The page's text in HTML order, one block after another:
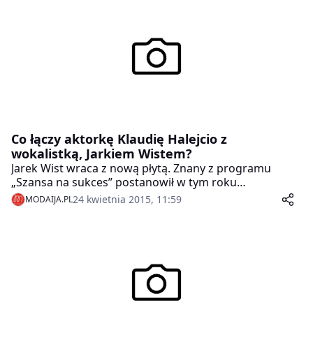
Co łączy aktorkę Klaudię Halejcio z
wokalistką, Jarkiem Wistem?
Jarek Wist wraca z nową płytą. Znany z programu
„Szansa na sukces” postanowił w tym roku
przedstawić swoje nowe, muzyczne oblicze.
MODAIJA.PL24 kwietnia 2015, 11:59